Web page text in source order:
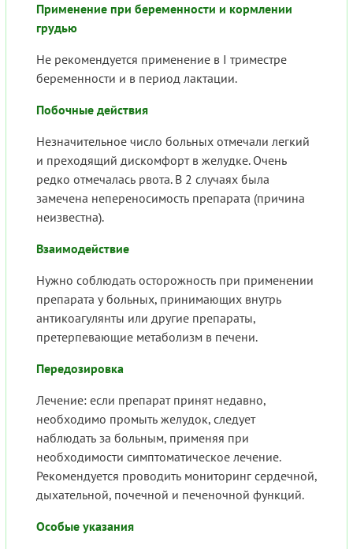
Применение при беременности и кормлении
грудью
Не рекомендуется применение в I триместре
беременности и в период лактации.
Побочные действия
Незначительное число больных отмечали легкий
и преходящий дискомфорт в желудке. Очень
редко отмечалась рвота. В 2 случаях была
замечена непереносимость препарата (причина
неизвестна).
Взаимодействие
Нужно соблюдать осторожность при применении
препарата у больных, принимающих внутрь
антикоагулянты или другие препараты,
претерпевающие метаболизм в печени.
Передозировка
Лечение: если препарат принят недавно,
необходимо промыть желудок, следует
наблюдать за больным, применяя при
необходимости симптоматическое лечение.
Рекомендуется проводить мониторинг сердечной,
дыхательной, почечной и печеночной функций.
Особые указания